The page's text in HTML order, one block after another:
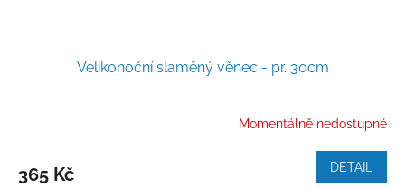
Velikonoční slaměný věnec - pr. 30cm
Momentálně nedostupné
365 Kč DETAIL